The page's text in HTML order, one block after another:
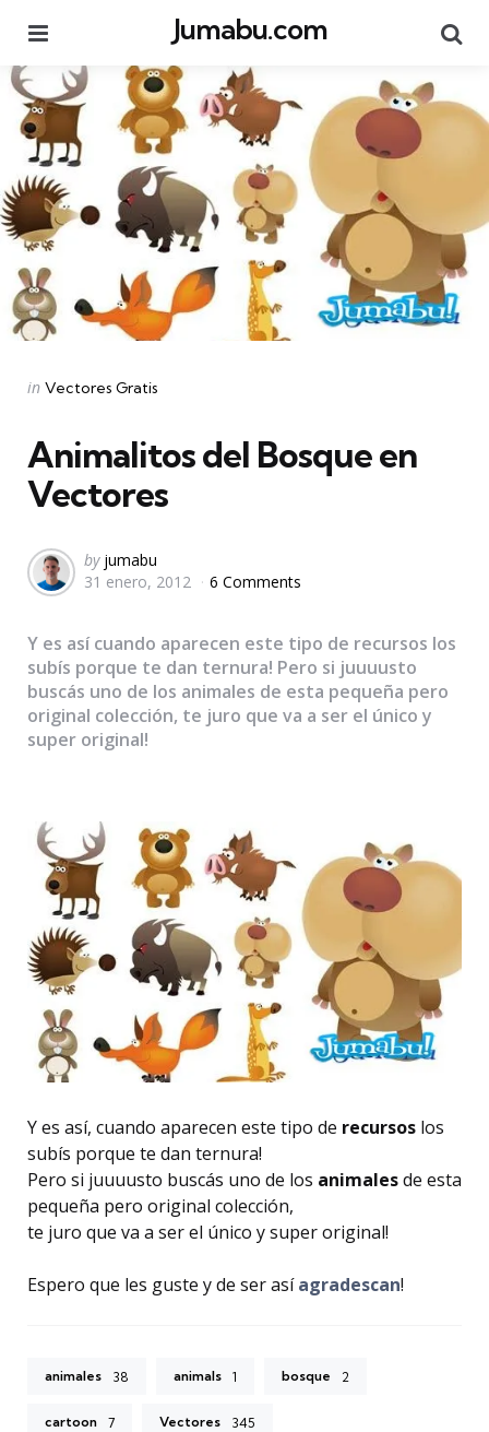
Jumabu.com
Categories
Posted
in Vectores Gratis
Animalitos del Bosque en
Vectores
Posted
by
by jumabu
31 enero, 2012
6 Comments
Y es así cuando aparecen este tipo de recursos los
subís porque te dan ternura! Pero si juuuusto
buscás uno de los animales de esta pequeña pero
original colección, te juro que va a ser el único y
super original!
Y es así, cuando aparecen este tipo de recursos los
subís porque te dan ternura!
Pero si juuuusto buscás uno de los animalesde esta
pequeña pero original colección,
te juro que va a ser el único y super original!
Espero que les guste y de ser asíagradescan!
animales 38 animals 1 bosque 2
cartoon 7 Vectores 345